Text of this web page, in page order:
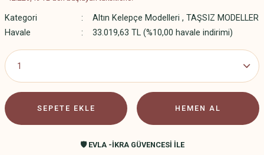
Kategori Altın Kelepçe Modelleri , TAŞSIZ MODELLER
Havale
33.019,63 TL (%10,00 havale indirimi)
SEPETE EKLE HEMEN AL
🛡️ EVLA -İKRA GÜVENCESİ İLE